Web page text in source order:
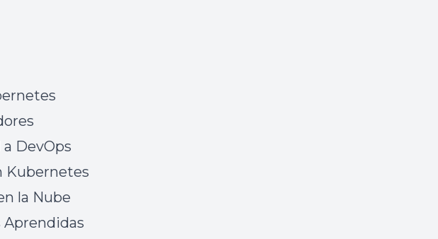
DevOps
Kubernetes
la Nube
Aprendidas